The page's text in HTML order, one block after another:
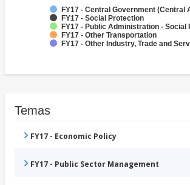
FY17 - Central Government (Central
FY17 - Social Protection
FY17 - Public Administration - Social
FY17 - Other Transportation
FY17 - Other Industry, Trade and
Temas
FY17 - Economic Policy
FY17 - Public Sector Management